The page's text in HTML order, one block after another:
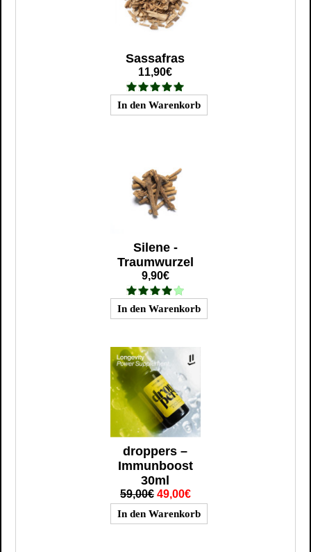
Sassafras
11,90€
Silene -
Traumwurzel
9,90€
droppers –
Immunboost
30ml
59,00€ 49,00€